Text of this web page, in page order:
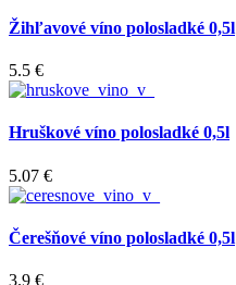
Žihľavové víno polosladké 0,5l
5.5 €
Hruškové víno polosladké 0,5l
5.07 €
Čerešňové víno polosladké 0,5l
3.9 €